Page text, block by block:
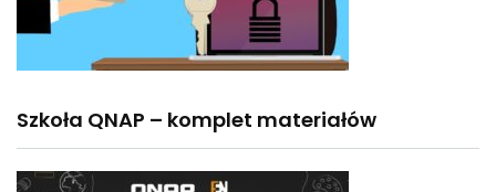
Szkoła QNAP – komplet materiałów